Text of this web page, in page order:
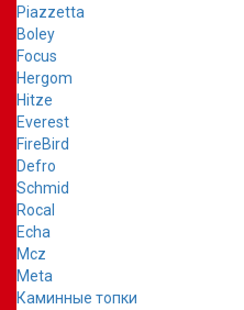
Piazzetta
Boley
Focus
Hergom
Hitze
Everest
FireBird
Defro
Schmid
Rocal
Echa
Mcz
Meta
Каминные топки